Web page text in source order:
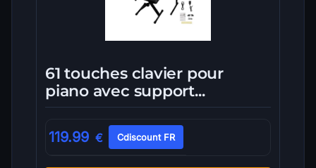
61 touches clavier pour
piano avec support...
119.99 € Cdiscount FR